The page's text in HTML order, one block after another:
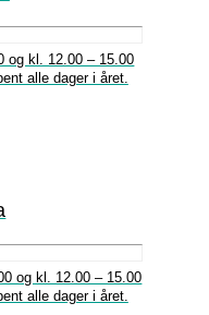
og kl. 12.00 – 15.00
alle dager i året.
og kl. 12.00 – 15.00
alle dager i året.